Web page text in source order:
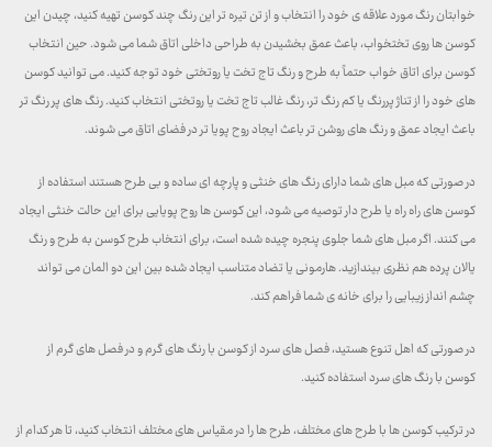
خوابتان رنگ مورد علاقه ی خود را انتخاب و از تن تیره تر این رنگ چند کوسن تهیه کنید، چیدن این
کوسن ها روی تختخواب، باعث عمق بخشیدن به طراحی داخلی اتاق شما می شود. حین انتخاب
کوسن برای اتاق خواب حتماً به طرح و رنگ تاج تخت یا روتختی خود توجه کنید. می توانید کوسن
های خود را از تناژ پررنگ یا کم رنگ تر، رنگ غالب تاج تخت یا روتختی انتخاب کنید. رنگ های پر رنگ تر
باعث ایجاد عمق و رنگ های روشن تر باعث ایجاد روح پویا تر در فضای اتاق می شوند.
در صورتی که مبل های شما دارای رنگ های خنثی و پارچه ای ساده و بی طرح هستند استفاده از
کوسن های راه راه یا طرح دار توصیه می شود، این کوسن ها روح پویایی برای این حالت خنثی ایجاد
می کنند. اگر مبل های شما جلوی پنجره چیده شده است، برای انتخاب طرح کوسن به طرح و رنگ
یالان پرده هم نظری بیندازید. هارمونی یا تضاد متناسب ایجاد شده بین این دو المان می تواند
چشم انداز زیبایی را برای خانه ی شما فراهم کند.
در صورتی که اهل تنوع هستید، فصل های سرد از کوسن با رنگ های گرم و در فصل های گرم از
کوسن با رنگ های سرد استفاده کنید.
در ترکیب کوسن ها با طرح های مختلف، طرح ها را در مقیاس های مختلف انتخاب کنید، تا هر کدام از